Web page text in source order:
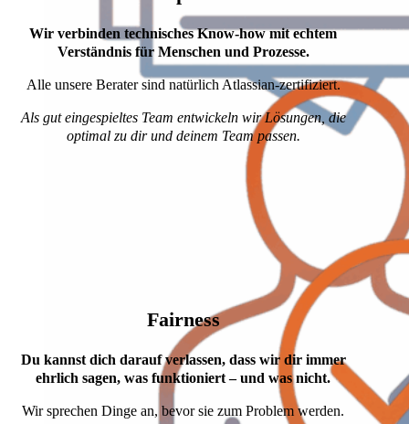
Wir verbinden technisches Know-how mit echtem
Verständnis für Menschen und Prozesse.
Alle unsere Berater sind natürlich Atlassian-zertifiziert.
Als gut eingespieltes Team entwickeln wir Lösungen, die
optimal zu dir und deinem Team passen.
Fairness
Du kannst dich darauf verlassen, dass wir dir immer
ehrlich sagen, was funktioniert – und was nicht.
Wir sprechen Dinge an, bevor sie zum Problem werden.